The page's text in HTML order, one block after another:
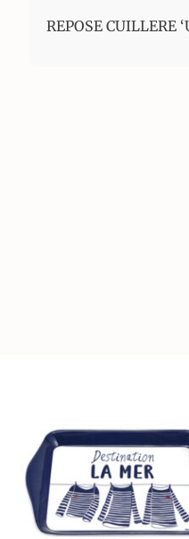
REPOSE CUILLERE